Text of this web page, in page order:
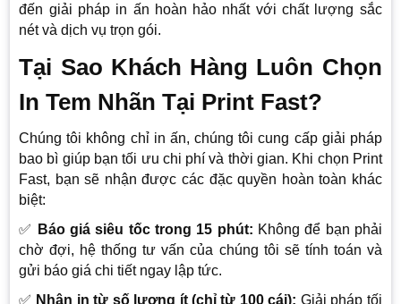
đến giải pháp in ấn hoàn hảo nhất với chất lượng sắc
nét và dịch vụ trọn gói.
Tại Sao Khách Hàng Luôn Chọn
In Tem Nhãn Tại Print Fast?
Chúng tôi không chỉ in ấn, chúng tôi cung cấp giải pháp
bao bì giúp bạn tối ưu chi phí và thời gian. Khi chọn Print
Fast, bạn sẽ nhận được các đặc quyền hoàn toàn khác
biệt:
✅
Báo giá siêu tốc trong 15 phút: Không để bạn phải
chờ đợi, hệ thống tư vấn của chúng tôi sẽ tính toán và
gửi báo giá chi tiết ngay lập tức.
✅ Nhận in từ số lượng ít (chỉ từ 100 cái): Giải pháp tối